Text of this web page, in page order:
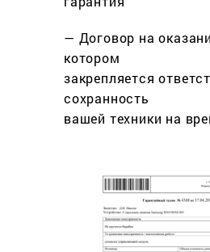
— Договор на
котором
закрепляется
сохранность
вашей техники на